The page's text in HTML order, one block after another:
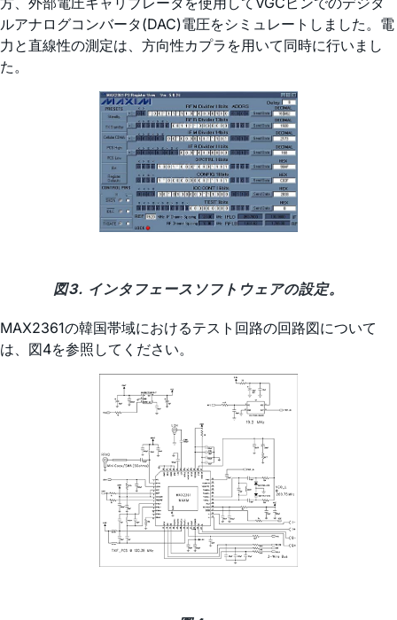
ルアナログコンバータ(DAC)電圧をシミュレートしました。電
力と直線性の測定は、方向性カプラを用いて同時に行いまし
た。
図3. インタフェースソフトウェアの設定。
MAX2361の韓国帯域におけるテスト回路の回路図について
は、図4を参照してください。